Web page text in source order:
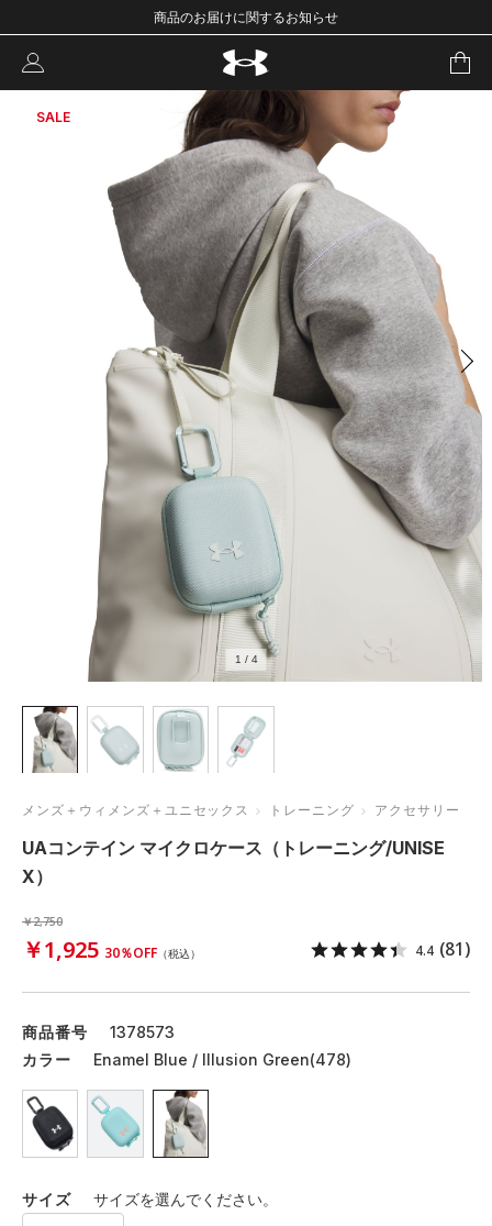
商品のお届けに関するお知らせ
SALE
1 / 4
メンズ＋ウィメンズ＋ユニセックス トレーニング アクセサリー
UAコンテイン マイクロケース（トレーニング/UNISE
X）
￥2,750
￥1,925 30％OFF （税込） 4.4 (81)
商品番号
1378573
カラー
Enamel Blue / Illusion Green(478)
サイズ サイズを選んでください。